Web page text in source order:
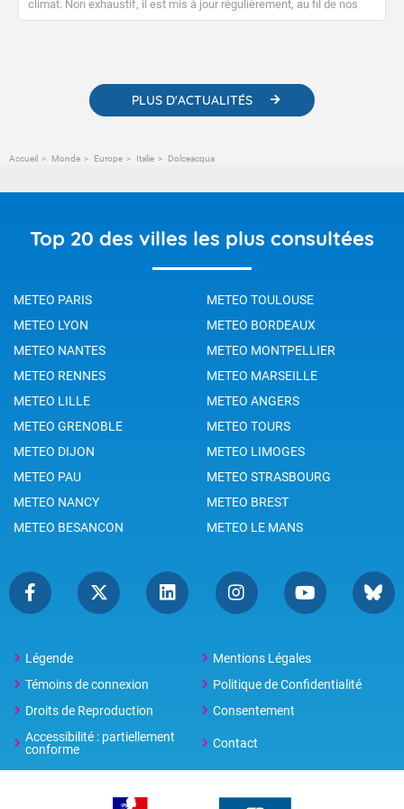
climat. Non exhaustif, il est mis à jour régulièrement, au fil de nos
publications. Vous y trouverez également des liens utiles vers nos
PLUS D'ACTUALITÉS
Accueil Monde Europe Italie Dolceacqua
Top 20 des villes les plus consultées
METEO PARIS
METEO TOULOUSE
METEO LYON
METEO BORDEAUX
METEO NANTES
METEO MONTPELLIER
METEO RENNES
METEO MARSEILLE
METEO LILLE
METEO ANGERS
METEO GRENOBLE
METEO TOURS
METEO DIJON
METEO LIMOGES
METEO PAU
METEO STRASBOURG
METEO NANCY
METEO BREST
METEO BESANCON
METEO LE MANS
Légende
Mentions Légales
Témoins de connexion
Politique de Confidentialité
Droits de Reproduction
Consentement
Accessibilité : partiellement
conforme
Contact